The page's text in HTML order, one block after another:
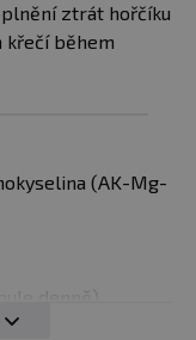
ztrát hořčíku
křečí během
(AK-Mg-
denně)
pomerančové